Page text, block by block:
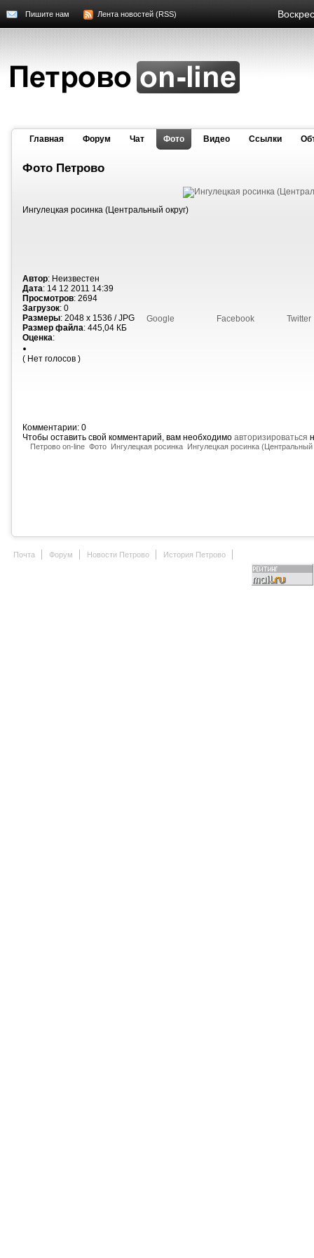
Пишите нам Лента новостей (RSS)
Главная Форум Чат Фото Видео Cсылки
Фото Петрово
Ингулецкая росинка (Центральный округ)
Автор: Неизвестен
Дата: 14 12 2011 14:39
Просмотров: 2694
Загрузок: 0
Размеры: 2048 x 1536 / JPG
Размер файла: 445,04 КБ
Оценка:
( Нет голосов )
Google Facebook Twitter
Комментарии: 0
Чтобы оставить свой комментарий, вам необходимо авторизироваться
Петрово on-line Фото Ингулецкая росинка Ингулецкая росинка (Центральный
Почта Форум Новости Петрово История Петрово